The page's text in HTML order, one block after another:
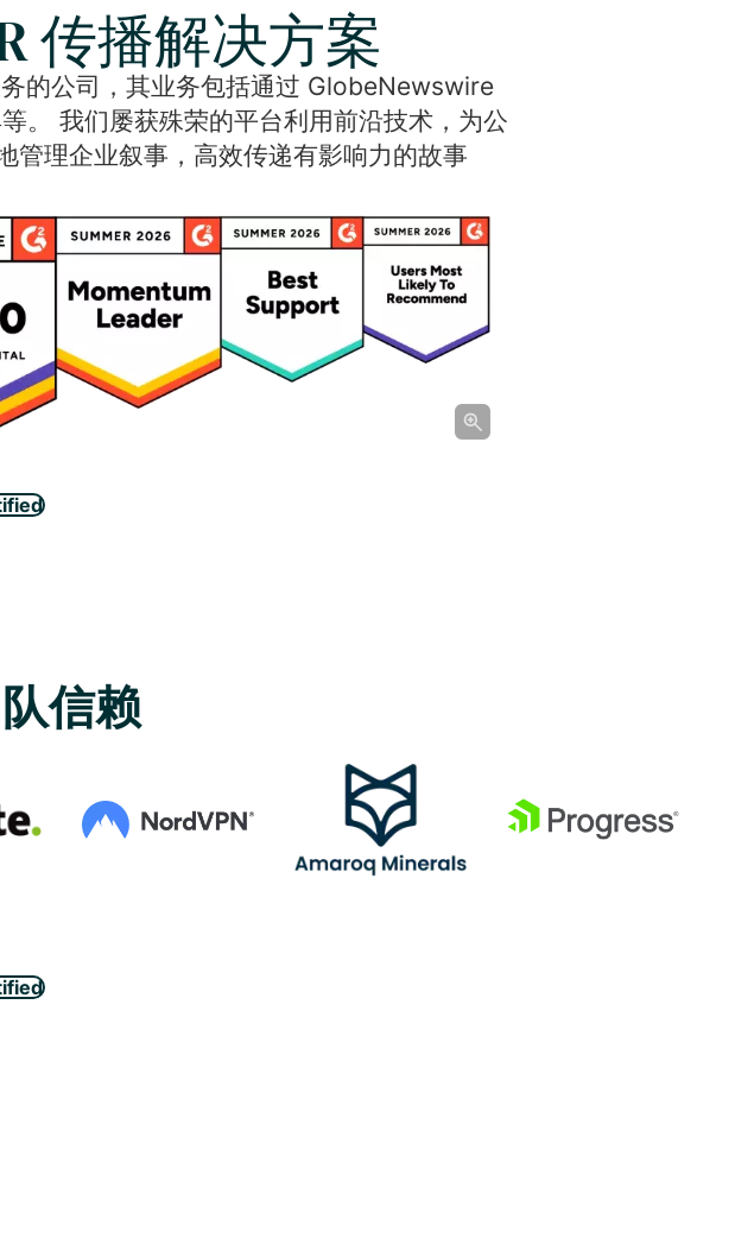
传播解决方案
的公司，其业务包括通过 GlobeNewswire
。 我们屡获殊荣的平台利用前沿技术，为公
管理企业叙事，高效传递有影响力的故事
信赖